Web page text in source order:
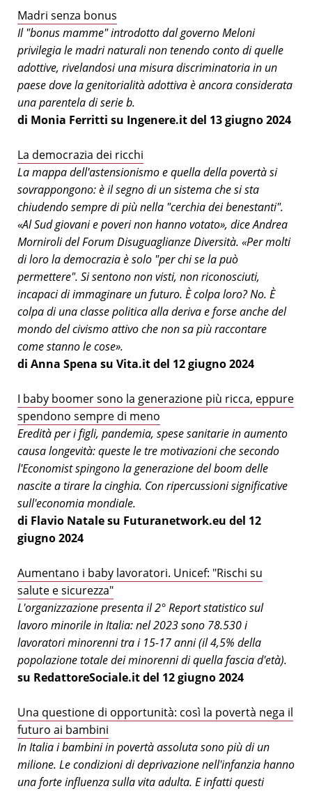
Madri senza bonus
Il "bonus mamme" introdotto dal governo Meloni
privilegia le madri naturali non tenendo conto di quelle
adottive, rivelandosi una misura discriminatoria in un
paese dove la genitorialità adottiva è ancora considerata
una parentela di serie b.
di Monia Ferritti su Ingenere.it del 13 giugno 2024
La democrazia dei ricchi
La mappa dell'astensionismo e quella della povertà si
sovrappongono: è il segno di un sistema che si sta
chiudendo sempre di più nella "cerchia dei benestanti".
«Al Sud giovani e poveri non hanno votato», dice Andrea
Morniroli del Forum Disuguaglianze Diversità. «Per molti
di loro la democrazia è solo "per chi se la può
permettere". Si sentono non visti, non riconosciuti,
incapaci di immaginare un futuro. È colpa loro? No. È
colpa di una classe politica alla deriva e forse anche del
mondo del civismo attivo che non sa più raccontare
come stanno le cose».
di Anna Spena su Vita.it del 12 giugno 2024
I baby boomer sono la generazione più ricca, eppure
spendono sempre di meno
Eredità per i figli, pandemia, spese sanitarie in aumento
causa longevità: queste le tre motivazioni che secondo
l'Economist spingono la generazione del boom delle
nascite a tirare la cinghia. Con ripercussioni significative
sull'economia mondiale.
di Flavio Natale su Futuranetwork.eu del 12
giugno 2024
Aumentano i baby lavoratori. Unicef: "Rischi su
salute e sicurezza"
L'organizzazione presenta il 2° Report statistico sul
lavoro minorile in Italia: nel 2023 sono 78.530 i
lavoratori minorenni tra i 15-17 anni (il 4,5% della
popolazione totale dei minorenni di quella fascia d'età).
su RedattoreSociale.it del 12 giugno 2024
Una questione di opportunità: così la povertà nega il
futuro ai bambini
In Italia i bambini in povertà assoluta sono più di un
milione. Le condizioni di deprivazione nell'infanzia hanno
una forte influenza sulla vita adulta. E infatti questi